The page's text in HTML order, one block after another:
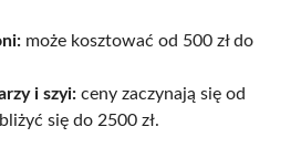
może kosztować od 500 zł do
i szyi: ceny zaczynają się od
się do 2500 zł.